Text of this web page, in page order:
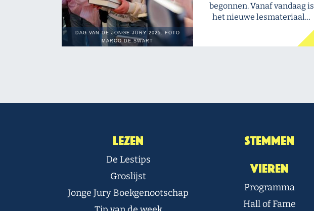
begonnen. Vanaf vandaag is
het nieuwe lesmateriaal…
Lezen
De Lestips
Groslijst
Jonge Jury Boekgenootschap
Stemmen
Vieren
Programma
Hall of Fame